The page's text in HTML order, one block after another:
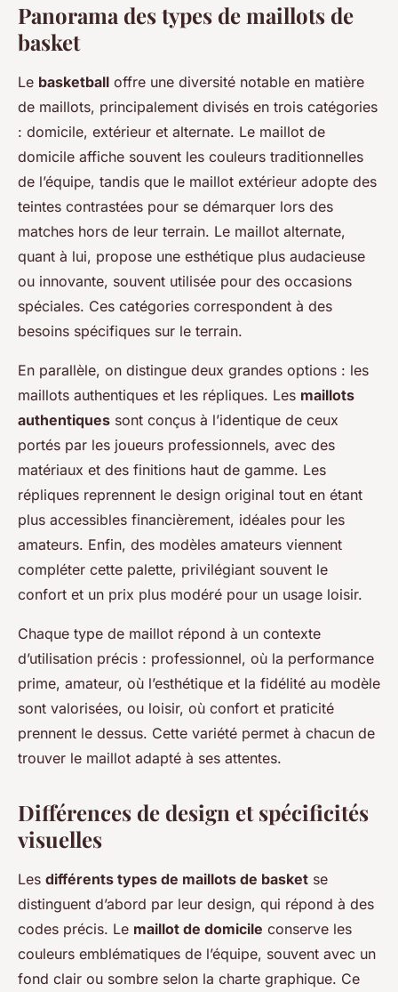
Panorama des types de maillots de
basket
Le basketball offre une diversité notable en matière
de maillots, principalement divisés en trois catégories
: domicile, extérieur et alternate. Le maillot de
domicile affiche souvent les couleurs traditionnelles
de l’équipe, tandis que le maillot extérieur adopte des
teintes contrastées pour se démarquer lors des
matches hors de leur terrain. Le maillot alternate,
quant à lui, propose une esthétique plus audacieuse
ou innovante, souvent utilisée pour des occasions
spéciales. Ces catégories correspondent à des
besoins spécifiques sur le terrain.
En parallèle, on distingue deux grandes options : les
maillots authentiques et les répliques. Les maillots
authentiques sont conçus à l’identique de ceux
portés par les joueurs professionnels, avec des
matériaux et des finitions haut de gamme. Les
répliques reprennent le design original tout en étant
plus accessibles financièrement, idéales pour les
amateurs. Enfin, des modèles amateurs viennent
compléter cette palette, privilégiant souvent le
confort et un prix plus modéré pour un usage loisir.
Chaque type de maillot répond à un contexte
d’utilisation précis : professionnel, où la performance
prime, amateur, où l’esthétique et la fidélité au modèle
sont valorisées, ou loisir, où confort et praticité
prennent le dessus. Cette variété permet à chacun de
trouver le maillot adapté à ses attentes.
Différences de design et spécificités
visuelles
Les différents types de maillots de basket se
distinguent d’abord par leur design, qui répond à des
codes précis. Le maillot de domicile conserve les
couleurs emblématiques de l’équipe, souvent avec un
fond clair ou sombre selon la charte graphique. Ce